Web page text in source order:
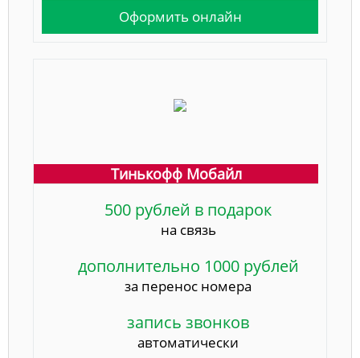
Оформить онлайн
Тинькофф Мобайл
500 рублей в подарок
на связь
дополнительно 1000 рублей
за перенос номера
запись звонков
автоматически